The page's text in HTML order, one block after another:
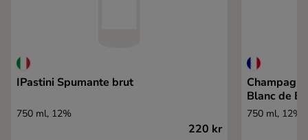
IPastini Spumante brut
750 ml, 12%
220 kr
Blanc de
750 ml, 12%